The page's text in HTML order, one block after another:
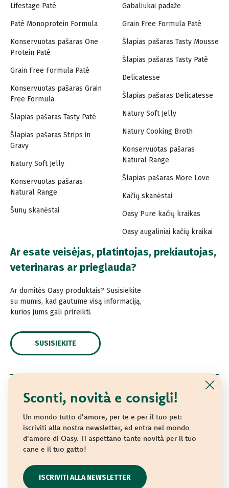
Sconti, novità e consigli!
Un mondo tutto d'amore, per te e per il tuo pet:
iscriviti alla nostra newsletter, ed entra nel mondo
d'amore di Oasy. Ti aspettano tante novità per il tuo
cane e il tuo gatto!
ISCRIVITI ALLA NEWSLETTER
Lifestage Paté
Paté Monoprotein Formula
Konservuotas pašaras One
Protein Paté
Grain Free Formula Paté
Konservuotas pašaras Grain
Free Formula
Šlapias pašaras Tasty Paté
Šlapias pašaras Strips in
Gravy
Natury Soft Jelly
Konservuotas pašaras
Natural Range
Šunų skanėstai
Gabaliukai padaže
Grain Free Formula Paté
Šlapias pašaras Tasty Mousse
Šlapias pašaras Tasty Paté
Delicatesse
Šlapias pašaras Delicatesse
Natury Soft Jelly
Natury Cooking Broth
Konservuotas pašaras
Natural Range
Šlapias pašaras More Love
Kačių skanėstai
Oasy Pure kačių kraikas
Oasy augaliniai kačių kraikai
Ar esate veisėjas, platintojas, prekiautojas,
veterinaras ar prieglauda?
Ar domitės Oasy produktais? Susisiekite
su mumis, kad gautume visą informaciją,
kurios jums gali prireikti.
SUSISIEKITE
© 2021 Oasy. Visos teisės saugomos.
Wonderfood S.p.A. Strada dei Censiti, 2 - 47891 Repubblica
di San Marino - C.o.E. SM 04018
Privacy policy-Cookie policy-Sitemap
websolute